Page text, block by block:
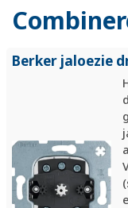
Berker jaloezie